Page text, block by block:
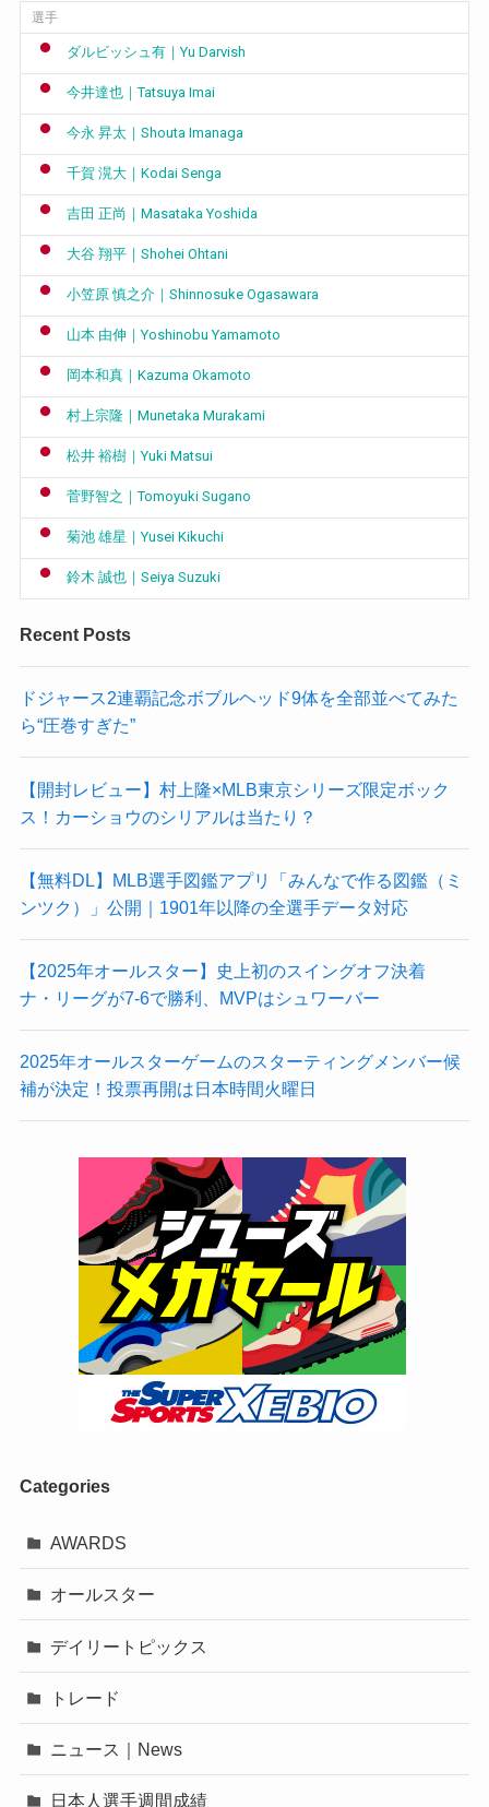
選手
ダルビッシュ有｜Yu Darvish
今井達也｜Tatsuya Imai
今永 昇太｜Shouta Imanaga
千賀 滉大｜Kodai Senga
吉田 正尚｜Masataka Yoshida
大谷 翔平｜Shohei Ohtani
小笠原 慎之介｜Shinnosuke Ogasawara
山本 由伸｜Yoshinobu Yamamoto
岡本和真｜Kazuma Okamoto
村上宗隆｜Munetaka Murakami
松井 裕樹｜Yuki Matsui
菅野智之｜Tomoyuki Sugano
菊池 雄星｜Yusei Kikuchi
鈴木 誠也｜Seiya Suzuki
Recent Posts
ドジャース2連覇記念ボブルヘッド9体を全部並べてみた
ら“圧巻すぎた”
【開封レビュー】村上隆×MLB東京シリーズ限定ボック
ス！カーショウのシリアルは当たり？
【無料DL】MLB選手図鑑アプリ「みんなで作る図鑑（ミ
ンツク）」公開｜1901年以降の全選手データ対応
【2025年オールスター】史上初のスイングオフ決着
ナ・リーグが7-6で勝利、MVPはシュワーバー
2025年オールスターゲームのスターティングメンバー候
補が決定！投票再開は日本時間火曜日
Categories
AWARDS
オールスター
デイリートピックス
トレード
ニュース｜News
日本人選手週間成績